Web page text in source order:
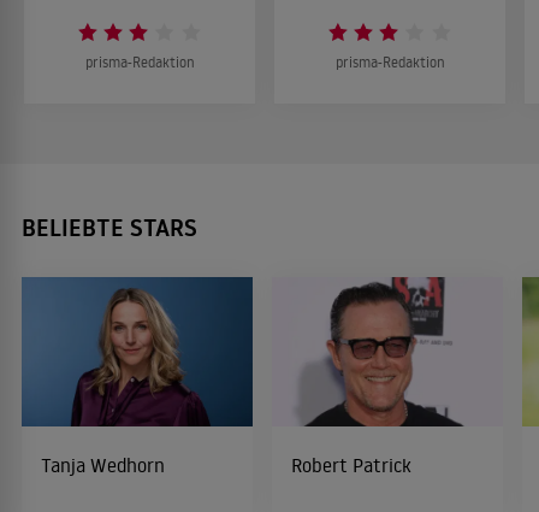
prisma-Redaktion prisma-Redaktion
BELIEBTE STARS
Tanja Wedhorn Robert Patrick